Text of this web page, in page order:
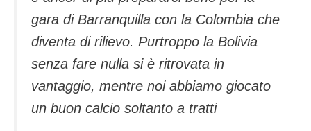
gara di Barranquilla con la Colombia che
diventa di rilievo. Purtroppo la Bolivia
senza fare nulla si è ritrovata in
vantaggio, mentre noi abbiamo giocato
un buon calcio soltanto a tratti